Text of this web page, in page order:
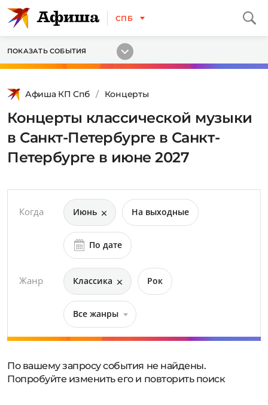
СПБ
ПОКАЗАТЬ СОБЫТИЯ
Афиша КП Спб Концерты
Концерты классической музыки
в Санкт-Петербурге в Санкт-
Петербурге в июне 2027
Когда Июнь На выходные
По дате
Жанр Классика Рок
Все жанры
По вашему запросу события не найдены.
Попробуйте изменить его и повторить поиск